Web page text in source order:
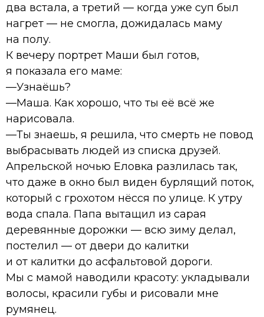
два встала, а третий — когда уже суп был
нагрет — не смогла, дожидалась маму
на полу.
К вечеру портрет Маши был готов,
я показала его маме:
—Узнаёшь?
—Маша. Как хорошо, что ты её всё же
нарисовала.
—Ты знаешь, я решила, что смерть не повод
выбрасывать людей из списка друзей.
Апрельской ночью Еловка разлилась так,
что даже в окно был виден бурлящий поток,
который с грохотом нёсся по улице. К утру
вода спала. Папа вытащил из сарая
деревянные дорожки — всю зиму делал,
постелил — от двери до калитки
и от калитки до асфальтовой дороги.
Мы с мамой наводили красоту: укладывали
волосы, красили губы и рисовали мне
румянец.